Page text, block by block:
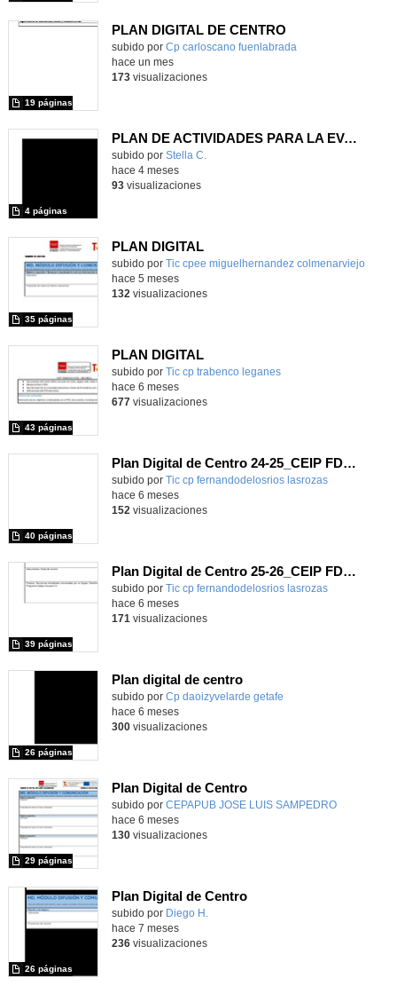
PLAN DIGITAL DE CENTRO
Contenido educativo.
subido por Cp carloscano fuenlabrada
19 páginas
hace un mes
173visualizaciones
PLAN DE ACTIVIDADES PARA LA EVALUACIÓN DE LA COMPETENCIA DIGITAL DEL ALUMNADO. TECNOLOGÍA, PROGRAMACIÓN Y ROBÓTICA 2º ESO
Contenido educativo.
subido por Stella C.
4 páginas
hace 4 meses
93visualizaciones
PLAN DIGITAL
subido por Tic cpee miguelhernandez colmenarviejo
35 páginas
-
hace 5 meses
132 visualizaciones
PLAN DIGITAL
subido por Tic cp trabenco leganes
43 páginas
-
hace 6 meses
677visualizaciones
Plan Digital de Centro 24-25_CEIP FDLR_Las Rozas
Contenido educativo.
subido por Tic cp fernandodelosrios lasrozas
40 páginas
-
hace 6 meses
152 visualizaciones
Plan Digital de Centro 25-26_CEIP FDLR_Las Rozas
Contenido educativo.
subido por Tic cp fernandodelosrios lasrozas
39 páginas
-
hace 6 meses
171 visualizaciones
Plan digital de centro
Contenido educativo.
subido por Cp daoizyvelarde getafe
26 páginas
hace 6 meses
300visualizaciones
Plan Digital de Centro
subido por CEPAPUB JOSE LUIS SAMPEDRO
29 páginas
-
hace 6 meses
130visualizaciones
Plan Digital de Centro
subido por Diego H.
26 páginas
hace 7 meses
236visualizaciones